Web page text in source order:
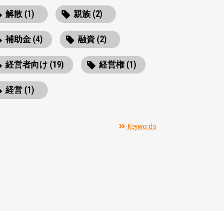
解散 (1) 親族 (2)
補助金 (4) 融資 (2)
経営者向け (19) 経営権 (1)
経営 (1)
Keywords